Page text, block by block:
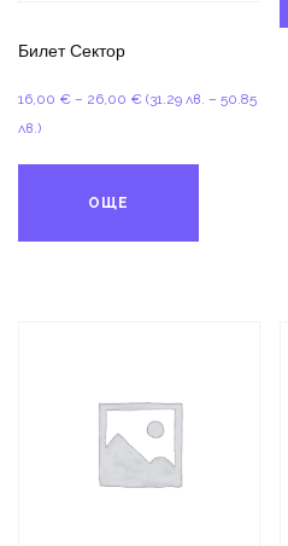
Билет Сектор
16,00 € – 26,00 €Price
(31.29 лв. – 50.85
лв.)
ОЩЕ